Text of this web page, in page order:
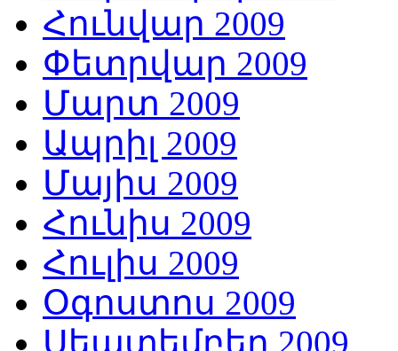
Հունվար 2009
Փետրվար 2009
Մարտ 2009
Ապրիլ 2009
Մայիս 2009
Հունիս 2009
Հուլիս 2009
Օգոստոս 2009
Սեպտեմբեր 2009